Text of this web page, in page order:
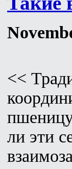
<<
ли эти